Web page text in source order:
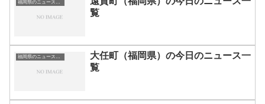
覧
大任町（福岡県）の今日のニュース一
覧